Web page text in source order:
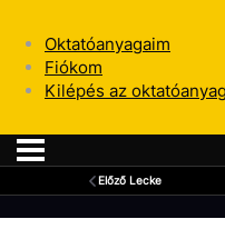
Oktatóanyagaim
Fiókom
Kilépés az
Előző Lecke